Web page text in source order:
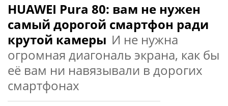
HUAWEI Pura 80: вам не нужен
самый дорогой смартфон ради
крутой камеры И не нужна
огромная диагональ экрана, как бы
её вам ни навязывали в дорогих
смартфонах